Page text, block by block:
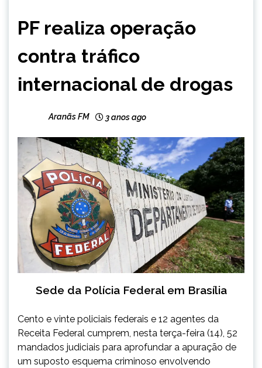
MINAS
NOTÍCIAS
PF realiza operação
contra tráfico
internacional de drogas
Aranãs FM 3 anos ago
Sede da Polícia Federal em Brasília
Cento e vinte policiais federais e 12 agentes da
Receita Federal cumprem, nesta terça-feira (14), 52
mandados judiciais para aprofundar a apuração de
um suposto esquema criminoso envolvendo